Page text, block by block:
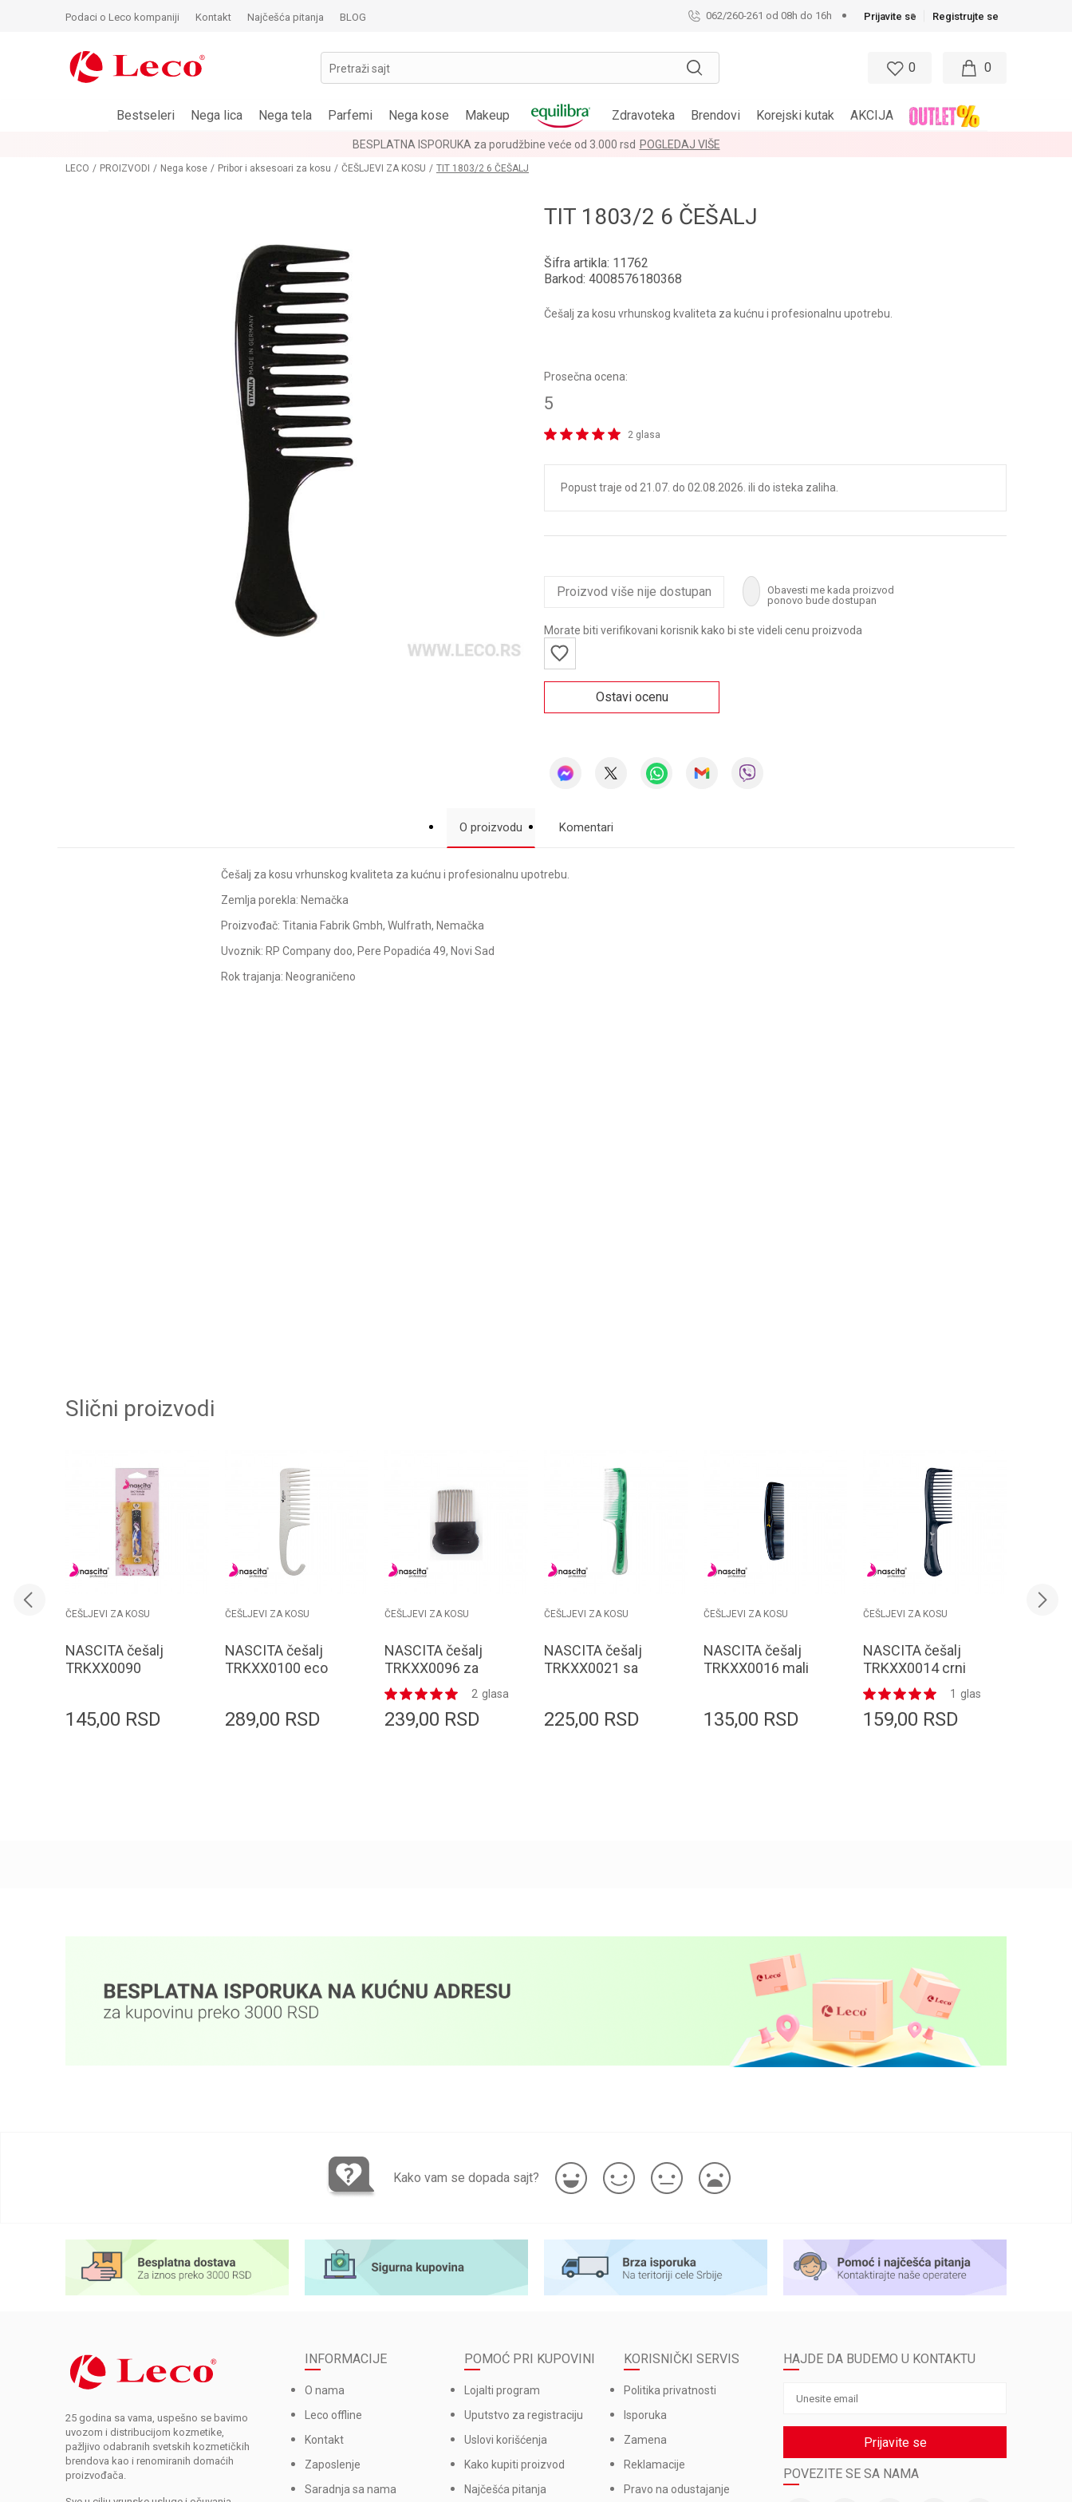
Podaci o Leco kompaniji Kontakt Najčešća pitanja BLOG Prijavite se Registrujte se
062/260-261 od 08h do 16h
Pretraži sajt 0
0
Bestseleri Nega lica Nega tela Parfemi Nega kose Makeup Zdravoteka Brendovi Korejski kutak AKCIJA
BESPLATNA ISPORUKA za porudžbine veće od 3.000 rsd POGLEDAJ VIŠE
LECO PROIZVODI Nega kose Pribor i aksesoari za kosu ČEŠLJEVI ZA KOSU TIT 1803/2 6 ČEŠALJ
TIT 1803/2 6 ČEŠALJ
Šifra artikla: 11762
Barkod: 4008576180368
Češalj za kosu vrhunskog kvaliteta za kućnu i profesionalnu upotrebu.
Prosečna ocena:
5
2 glasa
Popust traje od 21.07. do 02.08.2026. ili do isteka zaliha.
Proizvod više nije dostupan
Obavesti me kada proizvod
ponovo bude dostupan
Morate biti verifikovani korisnik kako bi ste videli cenu proizvoda
Ostavi ocenu
O proizvodu Komentari
Češalj za kosu vrhunskog kvaliteta za kućnu i profesionalnu upotrebu.
Zemlja porekla: Nemačka
Proizvođač: Titania Fabrik Gmbh, Wulfrath, Nemačka
Uvoznik: RP Company doo, Pere Popadića 49, Novi Sad
Rok trajanja: Neograničeno
Slični proizvodi
ČEŠLJEVI ZA KOSU
NASCITA češalj
TRKXX0090
145,00 RSD
ČEŠLJEVI ZA KOSU
NASCITA češalj
TRKXX0100 eco
289,00 RSD
ČEŠLJEVI ZA KOSU
NASCITA češalj
TRKXX0096 za
vaške
glasa
2
239,00 RSD
ČEŠLJEVI ZA KOSU
NASCITA češalj
TRKXX0021 sa
225,00 RSD
ČEŠLJEVI ZA KOSU
NASCITA češalj
TRKXX0016 mali
135,00 RSD
ČEŠLJEVI ZA KOSU
NASCITA češalj
TRKXX0014 crni
sa drškom
glas
1
159,00 RSD
Kako vam se dopada sajt?
25 godina sa vama, uspešno se bavimo
uvozom i distribucijom kozmetike,
pažljivo odabranih svetskih kozmetičkih
brendova kao i renomiranih domaćih
proizvođača.
INFORMACIJE
O nama
Leco offline
Kontakt
Zaposlenje
Saradnja sa nama
POMOĆ PRI KUPOVINI
Lojalti program
Uputstvo za registraciju
Uslovi korišćenja
Kako kupiti proizvod
Najčešća pitanja
KORISNIČKI SERVIS
Politika privatnosti
Isporuka
Zamena
Reklamacije
Pravo na odustajanje
HAJDE DA BUDEMO U KONTAKTU
Prijavite se
POVEZITE SE SA NAMA